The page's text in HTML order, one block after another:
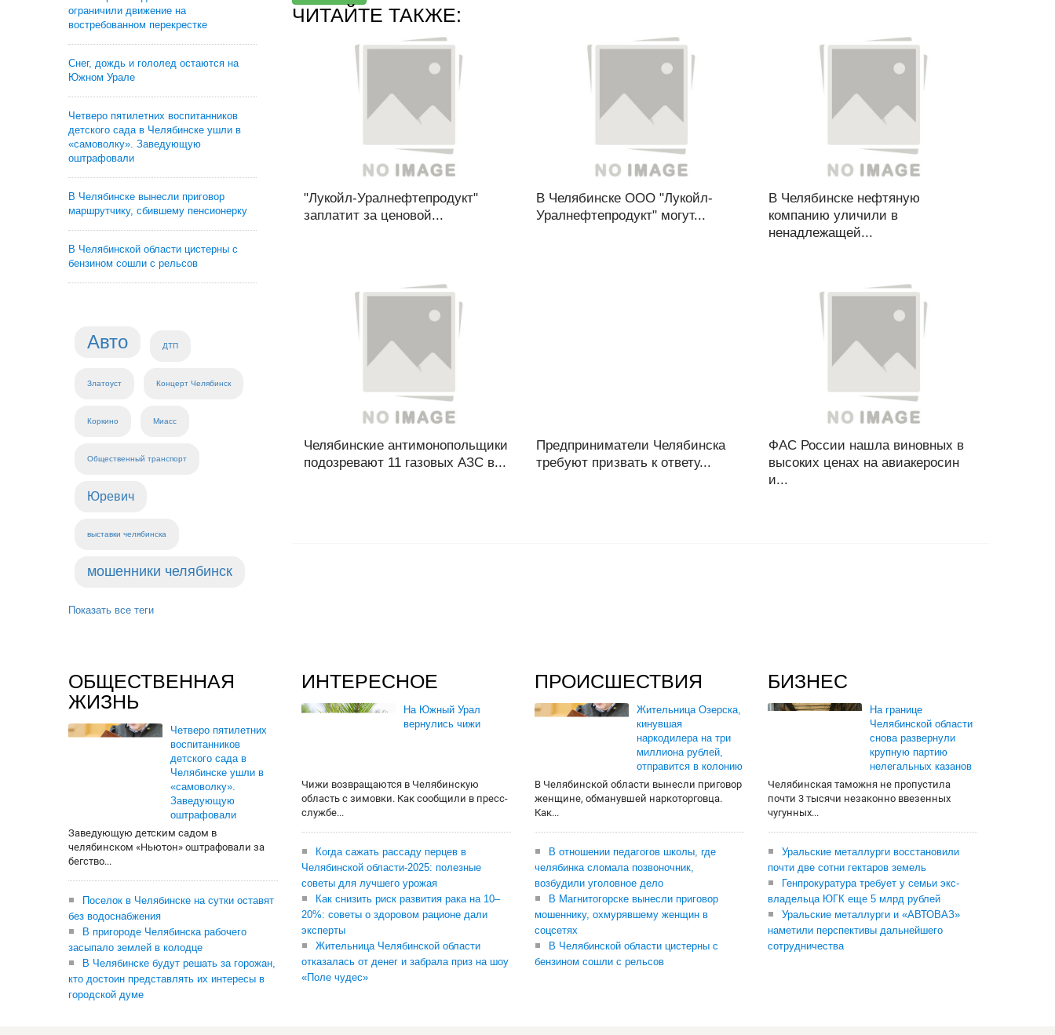
ограничили движение на
востребованном перекрестке
Снег, дождь и гололед остаются на
Южном Урале
Четверо пятилетних воспитанников
детского сада в Челябинске ушли в
«самоволку». Заведующую
оштрафовали
В Челябинске вынесли приговор
маршрутчику, сбившему пенсионерку
В Челябинской области цистерны с
бензином сошли с рельсов
Авто ДТП
Златоуст Концерт Челябинск
Коркино Миасс
Общественный транспорт
Юревич
выставки челябинска
мошенники челябинск
Показать все теги
ЧИТАЙТЕ ТАКЖЕ:
"Лукойл-Уралнефтепродукт"
заплатит за ценовой...
В Челябинске ООО "Лукойл-
Уралнефтепродукт" могут...
В Челябинске нефтяную
компанию уличили в
ненадлежащей...
Челябинские антимонопольщики
подозревают 11 газовых АЗС в...
Предприниматели Челябинска
требуют призвать к ответу...
ФАС России нашла виновных в
высоких ценах на авиакеросин
и...
ОБЩЕСТВЕННАЯ
ЖИЗНЬ
Четверо пятилетних
воспитанников
детского сада в
Челябинске ушли в
«самоволку».
Заведующую
оштрафовали
Заведующую детским садом в
челябинском «Ньютон» оштрафовали за
бегство...
Поселок в Челябинске на сутки оставят
без водоснабжения
В пригороде Челябинска рабочего
засыпало землей в колодце
В Челябинске будут решать за горожан,
кто достоин представлять их интересы в
городской думе
ИНТЕРЕСНОЕ
На Южный Урал
вернулись чижи
Чижи возвращаются в Челябинскую
область с зимовки. Как сообщили в пресс-
службе...
Когда сажать рассаду перцев в
Челябинской области-2025: полезные
советы для лучшего урожая
Как снизить риск развития рака на 10–
20%: советы о здоровом рационе дали
эксперты
Жительница Челябинской области
отказалась от денег и забрала приз на шоу
«Поле чудес»
ПРОИСШЕСТВИЯ
Жительница Озерска,
кинувшая
наркодилера на три
миллиона рублей,
отправится в колонию
В Челябинской области вынесли приговор
женщине, обманувшей наркоторговца.
Как...
В отношении педагогов школы, где
челябинка сломала позвоночник,
возбудили уголовное дело
В Магнитогорске вынесли приговор
мошеннику, охмурявшему женщин в
соцсетях
В Челябинской области цистерны с
бензином сошли с рельсов
БИЗНЕС
На границе
Челябинской области
снова развернули
крупную партию
нелегальных казанов
Челябинская таможня не пропустила
почти 3 тысячи незаконно ввезенных
чугунных...
Уральские металлурги восстановили
почти две сотни гектаров земель
Генпрокуратура требует у семьи экс-
владельца ЮГК еще 5 млрд рублей
Уральские металлурги и «АВТОВАЗ»
наметили перспективы дальнейшего
сотрудничества